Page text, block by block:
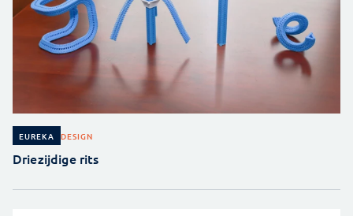
EUREKA DESIGN
Driezijdige rits